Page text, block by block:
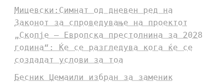
Мицевски:Симнат од дневен ред на
Законот за спроведување на проектот
„Скопје – Европска престолнина за 2028
година“: Ќе се разгледува кога ќе се
создадат услови за тоа
Бесник Џемаили избран за заменик